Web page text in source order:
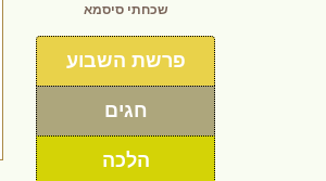
שכחתי סיסמא
פרשת השבוע
חגים
הלכה